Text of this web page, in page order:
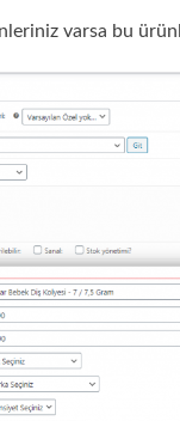
varsa bu